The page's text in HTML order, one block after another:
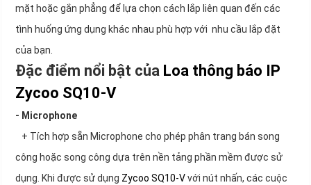
mặt hoặc gắn phẳng để lựa chọn cách lắp liên quan đến các
tình huống ứng dụng khác nhau phù hợp với nhu cầu lắp đặt
của bạn.
Đặc điểm nổi bật của Loa thông báo IP
Zycoo SQ10-V
- Microphone
+ Tích hợp sẵn Microphone cho phép phân trang bán song
công hoặc song công dựa trên nền tảng phần mềm được sử
dụng. Khi được sử dụng Zycoo SQ10-Vvới nút nhấn, các cuộc